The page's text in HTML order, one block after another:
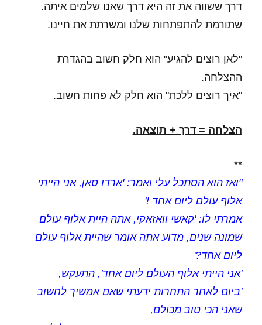
דרך ששווה את זה היא דרך שאנו שלמים איתה.
שתורמת להתפתחות שלנו ומשרתת את חיינו.
"לאן רוצים להגיע" הוא חלק חשוב בהגדרת
ההצלחה.
"איך רוצים ללכת" הוא חלק לא פחות חשוב.
הצלחה = דרך + תוצאה.
**
"ואז הוא הסתכל עלי ואמר: 'ארדו סאן, אני הייתי
אלוף עולם ליום אחד !'
אמרתי לו: 'קאשי וואזאקי, אתה היית אלוף עולם
שמונה שנים, מדוע אתה אומר שהיית אלוף עולם
ליום אחד?'
'אני הייתי אלוף העולם ליום אחד', התעקש,
'ביום לאחר התחרות ידעתי שאם אמשיך לחשוב
שאני הכי טוב מכולם,